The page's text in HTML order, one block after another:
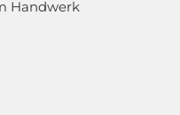
Handwerk